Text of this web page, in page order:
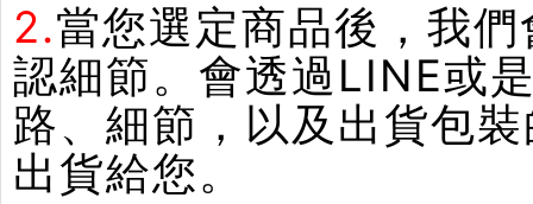
2.當您選定商品後，我
認細節。會透過LINE或
路、細節，以及出貨包
出貨給您。